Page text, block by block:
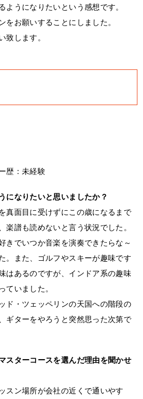
ようになりたいという感想です。
をお願いすることにしました。
致します。
歴：未経験
になりたいと思いましたか？
真面目に受けずにこの歳になるまで
楽譜も読めないと言う状況でした。
きでいつか音楽を演奏できたらな～
。また、ゴルフやスキーが趣味です
はあるのですが、インドア系の趣味
ていました。
ド・ツェッペリンの天国への階段の
ギターをやろうと突然思った次第で
スターコースを選んだ理由を聞かせ
スン場所が会社の近くで通いやす